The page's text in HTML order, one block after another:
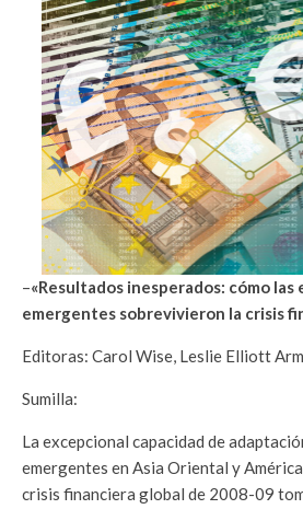
–«Resultados inesperados: cómo las
emergentes sobrevivieron la crisis
Editoras: Carol Wise, Leslie Elliott
Sumilla:
La excepcional capacidad de
emergentes en Asia Oriental y
crisis financiera global de 2008-09